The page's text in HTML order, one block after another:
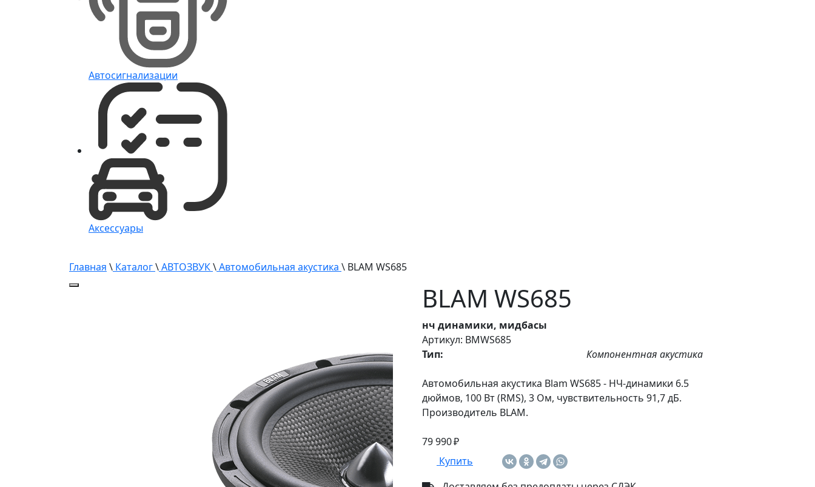
Автосигнализации
Аксессуары
Главная \ Каталог\АВТОЗВУК\Автомобильная акустика \ BLAM WS685
BLAM WS685
нч динамики, мидбасы
Артикул: BMWS685
Тип:
Компонентная акустика
Автомобильная акустика Blam WS685 - НЧ-динамики 6.5
дюймов, 100 Вт (RMS), 3 Ом, чувствительность 91,7 дБ.
Производитель BLAM.
79 990 ₽
Купить